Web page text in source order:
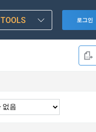
TOOLS 로그인